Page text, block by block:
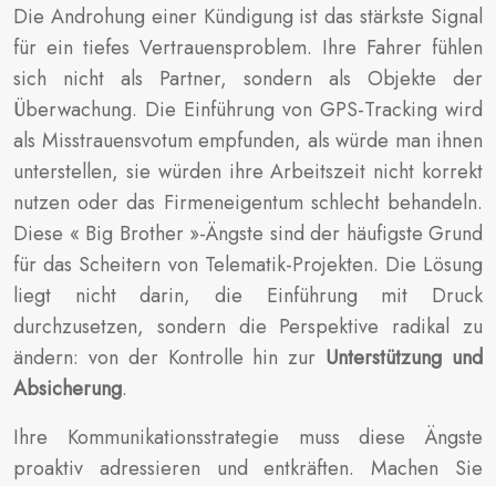
Die Androhung einer Kündigung ist das stärkste Signal
für ein tiefes Vertrauensproblem. Ihre Fahrer fühlen
sich nicht als Partner, sondern als Objekte der
Überwachung. Die Einführung von GPS-Tracking wird
als Misstrauensvotum empfunden, als würde man ihnen
unterstellen, sie würden ihre Arbeitszeit nicht korrekt
nutzen oder das Firmeneigentum schlecht behandeln.
Diese « Big Brother »-Ängste sind der häufigste Grund
für das Scheitern von Telematik-Projekten. Die Lösung
liegt nicht darin, die Einführung mit Druck
durchzusetzen, sondern die Perspektive radikal zu
ändern: von der Kontrolle hin zur Unterstützung und
Absicherung.
Ihre Kommunikationsstrategie muss diese Ängste
proaktiv adressieren und entkräften. Machen Sie